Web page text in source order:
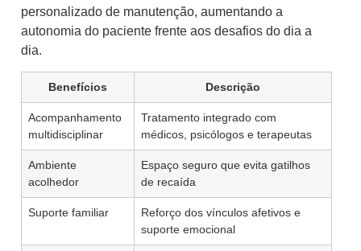
personalizado de manutenção, aumentando a
autonomia do paciente frente aos desafios do dia a
dia.
Benefícios Descrição
Acompanhamento
multidisciplinar
Tratamento integrado com
médicos, psicólogos e terapeutas
Ambiente
acolhedor
Espaço seguro que evita gatilhos
de recaída
Suporte familiar
Reforço dos vínculos afetivos e
suporte emocional